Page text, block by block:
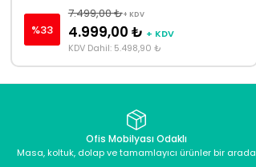
%33
7.499,00 ₺+ KDV
4.999,00 ₺ + KDV
KDV Dahil: 5.498,90 ₺
Ofis Mobilyası Odaklı
Masa, koltuk, dolap ve tamamlayıcı ürünler bir arada